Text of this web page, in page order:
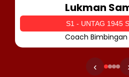
Lukman
S1 - UNTAG 1945
Coach
‹